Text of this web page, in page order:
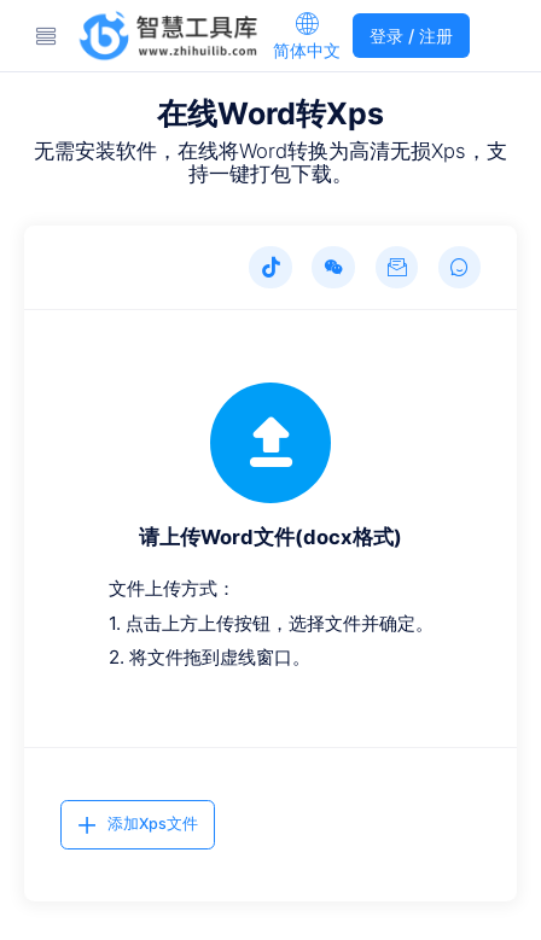
简体中文
登录 / 注册
在线Word转Xps
无需安装软件，在线将Word转换为高清无损Xps，支
持一键打包下载。
请上传Word文件(docx格式)
文件上传方式：
1. 点击上方上传按钮，选择文件并确定。
2. 将文件拖到虚线窗口。
添加Xps文件